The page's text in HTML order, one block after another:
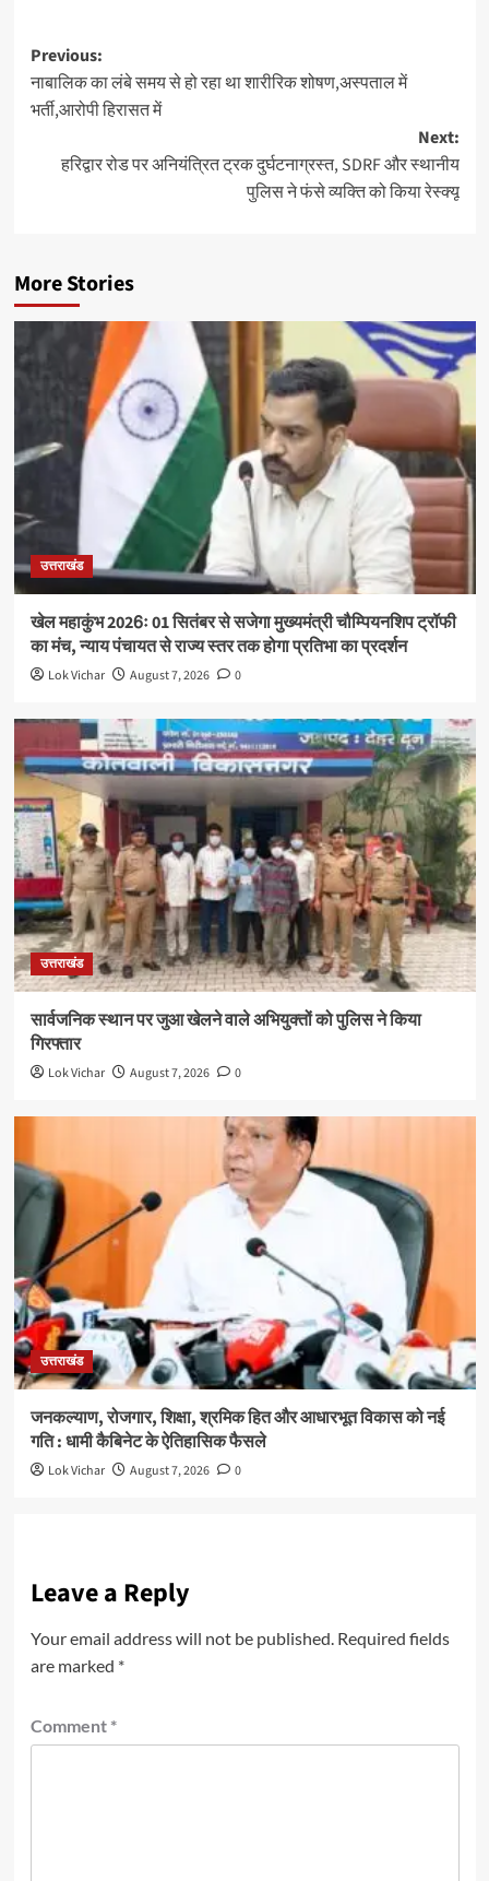
Post
navigation
Previous:
नाबालिक का लंबे समय से हो रहा था शारीरिक शोषण,अस्पताल में
भर्ती,आरोपी हिरासत में
Next:
हरिद्वार रोड पर अनियंत्रित ट्रक दुर्घटनाग्रस्त, SDRF और स्थानीय
पुलिस ने फंसे व्यक्ति को किया रेस्क्यू
More Stories
उत्तराखंड
खेल महाकुंभ 2026ः 01 सितंबर से सजेगा मुख्यमंत्री चौम्पियनशिप ट्रॉफी
का मंच, न्याय पंचायत से राज्य स्तर तक होगा प्रतिभा का प्रदर्शन
Lok Vichar August 7, 2026 0
उत्तराखंड
सार्वजनिक स्थान पर जुआ खेलने वाले अभियुक्तों को पुलिस ने किया
गिरफ्तार
Lok Vichar August 7, 2026 0
उत्तराखंड
जनकल्याण, रोजगार, शिक्षा, श्रमिक हित और आधारभूत विकास को नई
गति : धामी कैबिनेट के ऐतिहासिक फैसले
Lok Vichar August 7, 2026 0
Leave a Reply
Your email address will not be published. Required fields
are marked *
Comment *